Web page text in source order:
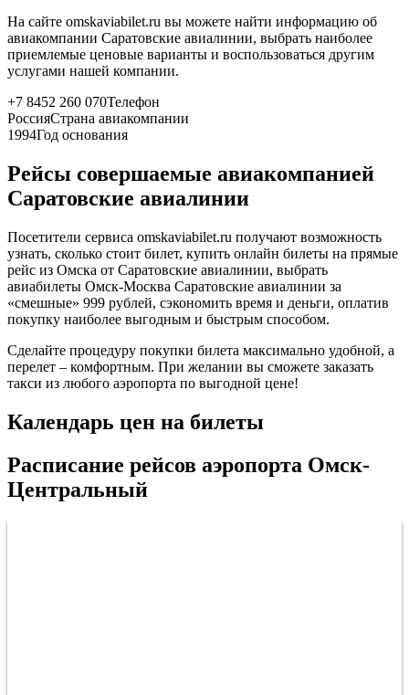
На сайте omskaviabilet.ru вы можете найти информацию об
авиакомпании Саратовские авиалинии, выбрать наиболее
приемлемые ценовые варианты и воспользоваться другим
услугами нашей компании.
+7 8452 260 070Телефон
РоссияСтрана авиакомпании
1994Год основания
Рейсы совершаемые авиакомпанией
Саратовские авиалинии
Посетители сервиса omskaviabilet.ru получают возможность
узнать, сколько стоит билет, купить онлайн билеты на прямые
рейс из Омска от Саратовские авиалинии, выбрать
авиабилеты Омск-Москва Саратовские авиалинии за
«смешные» 999 рублей, сэкономить время и деньги, оплатив
покупку наиболее выгодным и быстрым способом.
Сделайте процедуру покупки билета максимально удобной, а
перелет – комфортным. При желании вы сможете заказать
такси из любого аэропорта по выгодной цене!
Календарь цен на билеты
Расписание рейсов аэропорта Омск-
Центральный